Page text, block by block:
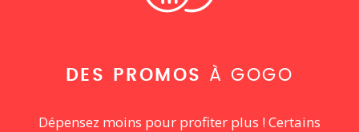
DES PROMOS À GOGO
Dépensez moins pour profiter plus ! Certains